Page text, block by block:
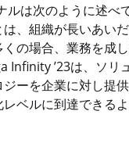
は次のように述べ
、組織が長いあい
の場合、業務を成
Infinity ’23は、ソ
ーを企業に対し提
ベルに到達できるよ